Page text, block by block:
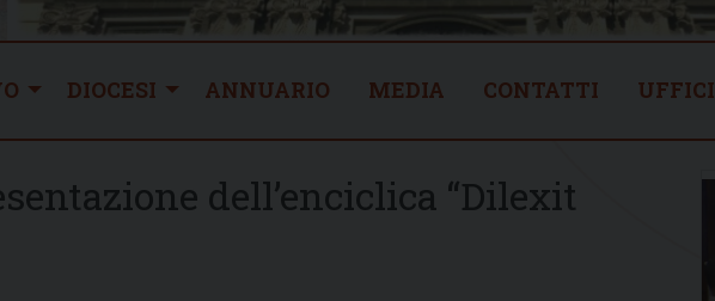
DIOCESI ANNUARIO MEDIA CONTATTI UFFICI
dell’enciclica “Dilexit